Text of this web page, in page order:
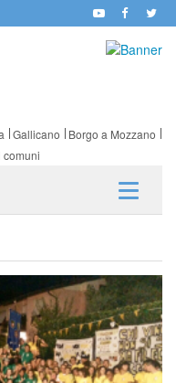
Gallicano
Borgo a Mozzano
comuni